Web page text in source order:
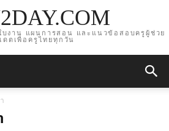
งาน แผนการสอน และแนวข้อสอบครูผู้ช่วย
ดตเพื่อครูไทยทุกวัน